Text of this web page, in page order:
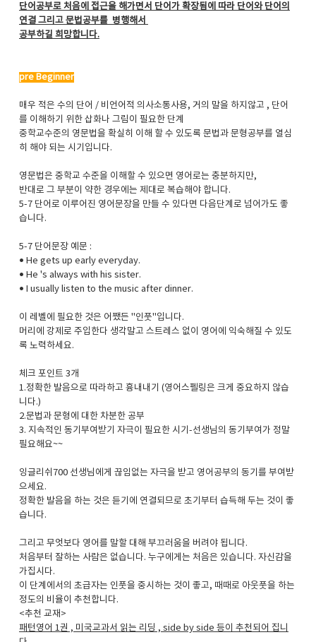
단어공부로 처음에 접근을 해가면서 단어가 확장됨에 따라 단어와 단어의
연결 그리고 문법공부를 병행해서
공부하길 희망합니다.
pre Beginner
매우 적은 수의 단어 / 비언어적 의사소통사용, 거의 말을 하지않고 , 단어
를 이해하기 위한 삽화나 그림이 필요한 단계
중학교수준의 영문법을 확실히 이해 할 수 있도록 문법과 문형공부를 열심
히 해야 되는 시기입니다.
영문법은 중학교 수준을 이해할 수 있으면 영어로는 충분하지만,
반대로 그 부분이 약한 경우에는 제대로 복습해야 합니다.
5-7 단어로 이루어진 영어문장을 만들 수 있다면 다음단계로 넘어가도 좋
습니다.
5-7 단어문장 예문 :
• He gets up early everyday.
• He 's always with his sister.
• I usually listen to the music after dinner.
이 레벨에 필요한 것은 어쨌든 "인풋"입니다.
머리에 강제로 주입한다 생각말고 스트레스 없이 영어에 익숙해질 수 있도
록 노력하세요.
체크 포인트 3개
1.정확한 발음으로 따라하고 흉내내기 (영어스펠링은 크게 중요하지 않습
니다.)
2.문법과 문형에 대한 차분한 공부
3. 지속적인 동기부여받기 자극이 필요한 시기-선생님의 동기부여가 정말
필요해요~~
잉글리쉬700 선생님에게 끊임없는 자극을 받고 영어공부의 동기를 부여받
으세요.
정확한 발음을 하는 것은 듣기에 연결되므로 초기부터 습득해 두는 것이 좋
습니다.
그리고 무엇보다 영어를 말할 대해 부끄러움을 버려야 됩니다.
처음부터 잘하는 사람은 없습니다. 누구에게는 처음은 있습니다. 자신감을
가집시다.
이 단계에서의 초급자는 인풋을 중시하는 것이 좋고, 때때로 아웃풋을 하는
정도의 비율이 추천합니다.
<추천 교재>
패턴영어 1권 , 미국교과서 읽는 리딩 , side by side 등이 추천되어 집니